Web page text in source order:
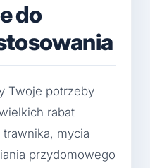
do
Twoje potrzeby
rabat
mycia
przydomowego